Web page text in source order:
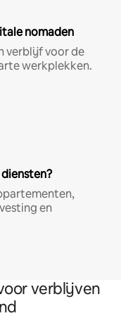
nomaden
verblijf voor de
werkplekken.
en
verblijven